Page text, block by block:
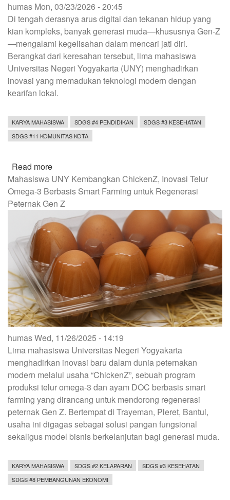
humas Mon, 03/23/2026 - 20:45
Di tengah derasnya arus digital dan tekanan hidup yang
kian kompleks, banyak generasi muda—khususnya Gen-Z
—mengalami kegelisahan dalam mencari jati diri.
Berangkat dari keresahan tersebut, lima mahasiswa
Universitas Negeri Yogyakarta (UNY) menghadirkan
inovasi yang memadukan teknologi modern dengan
kearifan lokal.
KARYA MAHASISWA SDGS #4 PENDIDIKAN
SDGS #3 KESEHATAN
SDGS #11 KOMUNITAS KOTA
Read more
Dari
Kegelisahan
Gen-
Z,
Mahasiswa
UNY
Hadirkan
Virtual
Reality
Berbasis
Filosofi
Jawa
untuk
Menemukan
Jati
Diri
Mahasiswa UNY Kembangkan ChickenZ, Inovasi Telur
Omega-3 Berbasis Smart Farming untuk Regenerasi
Peternak Gen Z
humasWed, 11/26/2025 - 14:19
Lima mahasiswa Universitas Negeri Yogyakarta
menghadirkan inovasi baru dalam dunia peternakan
modern melalui usaha “ChickenZ”, sebuah program
produksi telur omega-3 dan ayam DOC berbasis smart
farming yang dirancang untuk mendorong regenerasi
peternak Gen Z. Bertempat di Trayeman, Pleret, Bantul,
usaha ini digagas sebagai solusi pangan fungsional
sekaligus model bisnis berkelanjutan bagi generasi muda.
KARYA MAHASISWA SDGS #2 KELAPARAN
SDGS #3 KESEHATAN
SDGS #8 PEMBANGUNAN EKONOMI